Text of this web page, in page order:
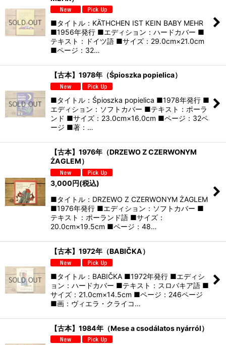
■タイトル：KÄTHCHEN IST KEIN BABY MEHR
■1956年発行 ■エディション：ハードカバー ■
テキスト：ドイツ語 ■サイズ：29.0cm×21.0cm
■ページ：32…
【古本】1978年（Śpioszka popielica）
■タイトル：Śpioszka popielica ■1978年発行 ■
エディション：ソフトカバー ■テキスト：ポーラ
ンド ■サイズ：23.0cm×16.0cm ■ページ：32ペ
ージ ■著：…
【古本】1976年（DRZEWO Z CZERWONYM
ŻAGLEM）
3,000円(税込)
■タイトル：DRZEWO Z CZERWONYM ŻAGLEM
■1976年発行 ■エディション：ソフトカバー ■
テキスト：ポーランド語 ■サイズ：
20.0cm×19.5cm ■ページ：48…
【古本】1972年（BABIČKA）
■タイトル：BABIČKA ■1972年発行 ■エディシ
ョン：ハードカバー ■テキスト：スロバキア語 ■
サイズ：21.0cm×14.5cm ■ページ：246ページ
■画：ヴィエラ・クライコ…
【古本】1984年（Mese a csodálatos nyárról）